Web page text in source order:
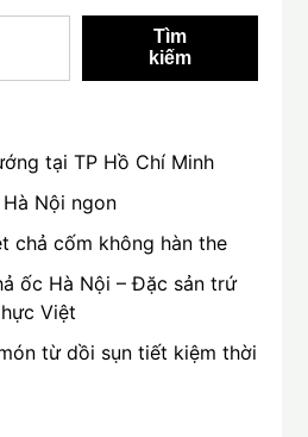
Tìm
kiếm
tại TP Hồ Chí Minh
Nội ngon
chả cốm không hàn the
ốc Hà Nội – Đặc sản trứ
Việt
từ dồi sụn tiết kiệm thời